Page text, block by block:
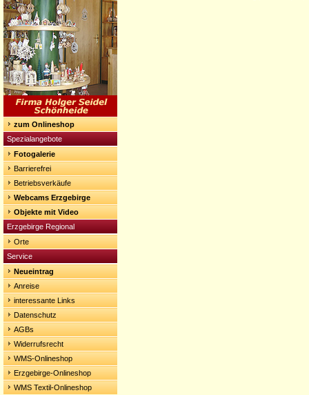
zum Onlineshop
Spezialangebote
Fotogalerie
Barrierefrei
Betriebsverkäufe
Webcams Erzgebirge
Objekte mit Video
Erzgebirge Regional
Orte
Service
Neueintrag
Anreise
interessante Links
Datenschutz
AGBs
Widerrufsrecht
WMS-Onlineshop
Erzgebirge-Onlineshop
WMS Textil-Onlineshop